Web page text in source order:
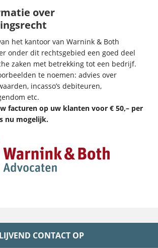
over
het kantoor van Warnink & Both
onder dit rechtsgebied een goed deel
zaken met betrekking tot een bedrijf.
te noemen: advies over
incasso’s debiteuren,
etc.
facturen op uw klanten voor € 50,– per
nu mogelijk.
CONTACT OP